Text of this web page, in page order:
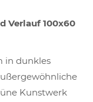
Verlauf 100x60
in dunkles
Kunstwerk